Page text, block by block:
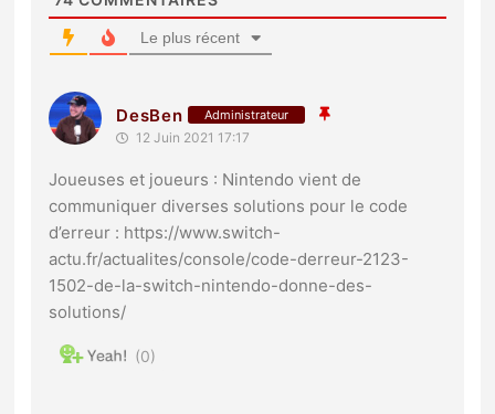
Le plus récent
DesBen Administrateur
12 Juin 2021 17:17
Joueuses et joueurs : Nintendo vient de
communiquer diverses solutions pour le code
d’erreur : https://www.switch-
actu.fr/actualites/console/code-derreur-2123-
1502-de-la-switch-nintendo-donne-des-
solutions/
0